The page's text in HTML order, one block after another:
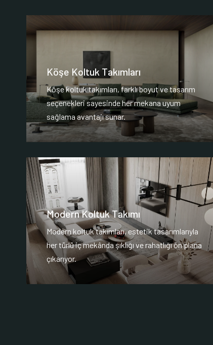
Köşe Koltuk Takımları
Köşe koltuk takımları, farklı boyut ve tasarım
seçenekleri sayesinde her mekana uyum
sağlama avantajı sunar.
Modern Koltuk Takımı
Modern koltuk takımları, estetik tasarımlarıyla
her türlü iç mekânda şıklığı ve rahatlığı ön plana
çıkarıyor.